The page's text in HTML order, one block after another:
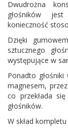
Dwudrożna
głośników
konieczność
Dzięki
sztucznego
występujące w
Ponadto
magnesem,
co przekłada
głośników.
W skład